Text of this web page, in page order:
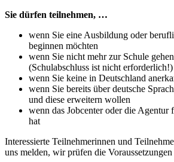
Sie dürfen teilnehmen, …
wenn Sie eine Ausbildung oder
beginnen möchten
wenn Sie nicht mehr zur Schule
(Schulabschluss ist nicht erforderlich!)
wenn Sie keine in Deutschland
wenn Sie bereits über deutsche
und diese erweitern wollen
wenn das Jobcenter oder die Agentur
hat
Interessierte Teilnehmerinnen und
uns melden, wir prüfen die